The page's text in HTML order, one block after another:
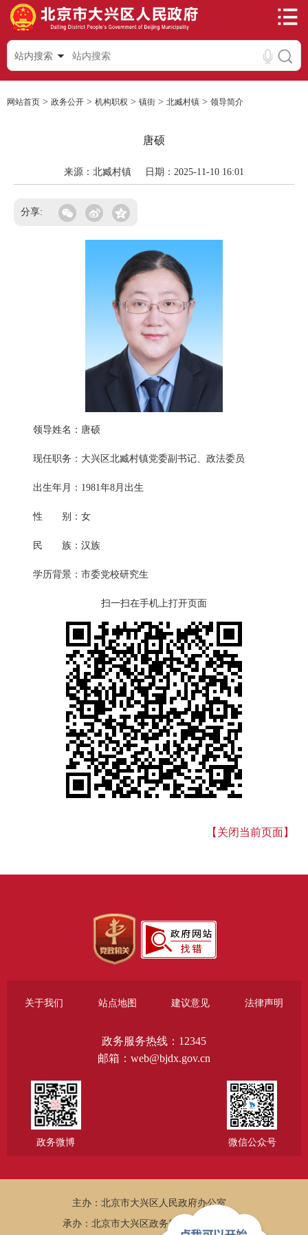
站内搜索
网站首页 > 政务公开 > 机构职权 > 镇街 > 北臧村镇 > 领导简介
唐硕
来源：北臧村镇 日期：2025-11-10 16:01
分享:
领导姓名：唐硕
现任职务：大兴区北臧村镇党委副书记、政法委员
出生年月：1981年8月出生
性 别：女
民 族：汉族
学历背景：市委党校研究生
扫一扫在手机上打开页面
【关闭当前页面】
关于我们 站点地图 建议意见 法律声明
政务服务热线：12345
邮箱：web@bjdx.gov.cn
政务微博 微信公众号
主办：北京市大兴区人民政府办公室
承办：北京市大兴区政务服务和数据管理局